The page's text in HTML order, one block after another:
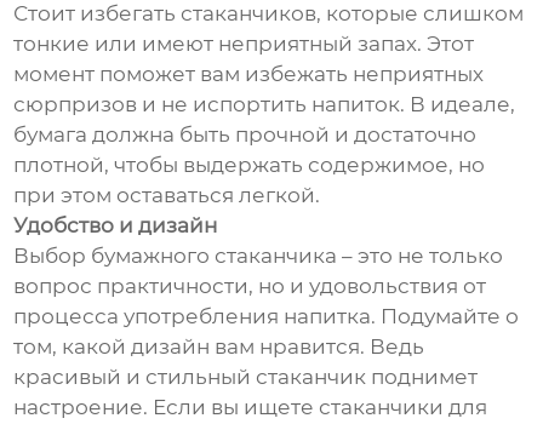
Стоит избегать стаканчиков, которые слишком
тонкие или имеют неприятный запах. Этот
момент поможет вам избежать неприятных
сюрпризов и не испортить напиток. В идеале,
бумага должна быть прочной и достаточно
плотной, чтобы выдержать содержимое, но
при этом оставаться легкой.
Удобство и дизайн
Выбор бумажного стаканчика – это не только
вопрос практичности, но и удовольствия от
процесса употребления напитка. Подумайте о
том, какой дизайн вам нравится. Ведь
красивый и стильный стаканчик поднимет
настроение. Если вы ищете стаканчики для